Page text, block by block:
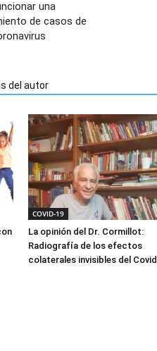
una
de casos de
del autor
COVID-19
La opinión del Dr. Cormillot:
Radiografía de los efectos
colaterales invisibles del